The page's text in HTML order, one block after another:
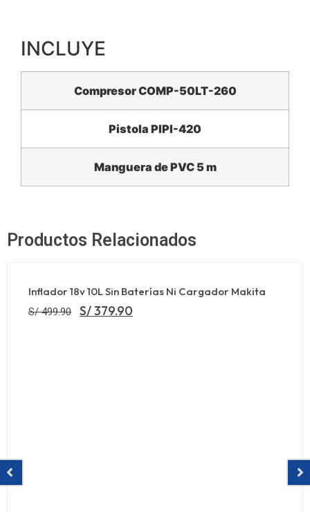
INCLUYE
Compresor COMP-50LT-260
Pistola PIPI-420
Manguera de PVC 5 m
Productos Relacionados
Inflador 18v 10L Sin Baterías Ni Cargador Makita
S/499.90 S/379.90